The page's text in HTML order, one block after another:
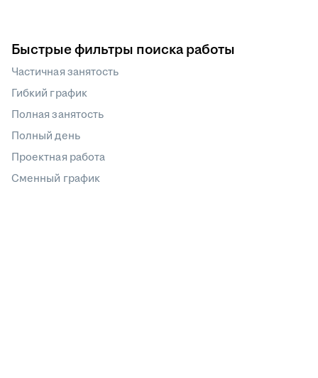
Быстрые фильтры поиска работы
Частичная занятость
Гибкий график
Полная занятость
Полный день
Проектная работа
Сменный график